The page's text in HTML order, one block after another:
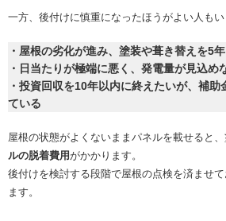
一方、後付けに慎重になったほうがよい人もい
・屋根の劣化が進み、塗装や葺き替えを5
・日当たりが極端に悪く、発電量が見込め
・投資回収を10年以内に終えたいが、補
ている
屋根の状態がよくないままパネルを載せると
ルの脱着費用がかかります。
後付けを検討する段階で屋根の点検を済ませ
ます。